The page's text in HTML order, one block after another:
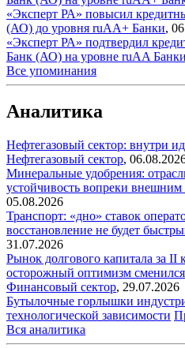
«Эксперт РА» повысил
(АО) до уровня ruAA+ Банки,
«Эксперт РА» подтвердил
Банк (АО) на уровне ruAA Банки
Все упоминания
Аналитика
Нефтегазовый сектор: внутри
Нефтегазовый сектор,
Минеральные удобрения:
устойчивость вопреки внешним
05.08.2026
Транспорт: «дно» ставок
восстановление не будет
31.07.2026
Рынок долгового капитала за II
осторожный оптимизм
Финансовый сектор, 29.07.2026
Бутылочные горлышки
технологической зависимости
Вся аналитика